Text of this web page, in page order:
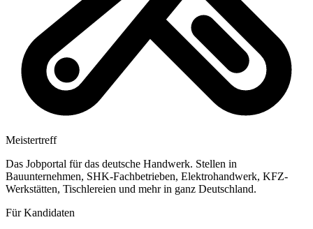
Meistertreff
Das Jobportal für das deutsche Handwerk. Stellen in
Bauunternehmen, SHK-Fachbetrieben, Elektrohandwerk, KFZ-
Werkstätten, Tischlereien und mehr in ganz Deutschland.
Für Kandidaten